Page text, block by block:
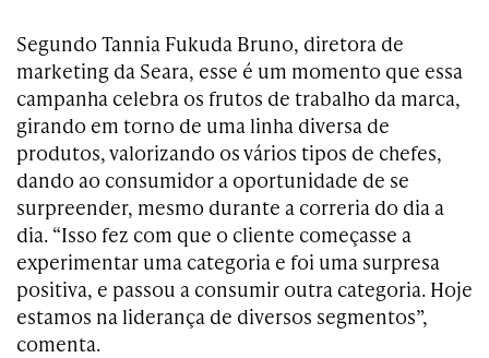
Segundo Tannia Fukuda Bruno, diretora de
marketing da Seara, esse é um momento que essa
campanha celebra os frutos de trabalho da marca,
girando em torno de uma linha diversa de
produtos, valorizando os vários tipos de chefes,
dando ao consumidor a oportunidade de se
surpreender, mesmo durante a correria do dia a
dia. “Isso fez com que o cliente começasse a
experimentar uma categoria e foi uma surpresa
positiva, e passou a consumir outra categoria. Hoje
estamos na liderança de diversos segmentos”,
comenta.